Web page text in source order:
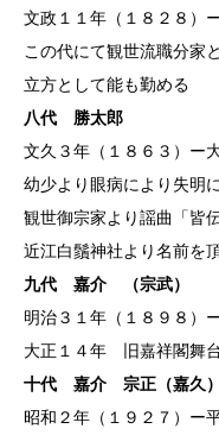
文政１１年（１８２８）
この代にて観世流職分家
立方として能も勤める
八代 勝太郎
文久３年（１８６３）ー
幼少より眼病により失明
観世御宗家より謡曲「皆
近江白鬚神社より名前を
九代 嘉介 （宗武）
明治３１年（１８９８）
大正１４年 旧嘉祥閣舞
十代 嘉介 宗正（嘉久）
昭和２年（１９２７）ー